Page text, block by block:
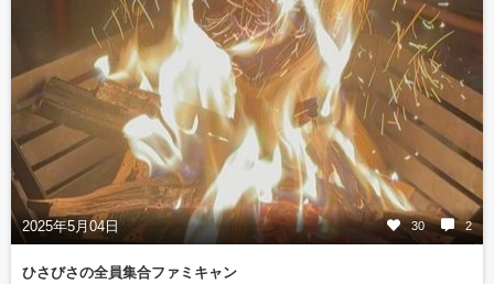
2025年5月04日 30 2
ひさびさの全員集合ファミキャン